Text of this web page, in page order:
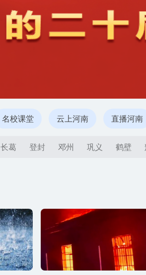
名校课堂 云上河南 直播河南
长葛 登封 邓州 巩义 鹤壁